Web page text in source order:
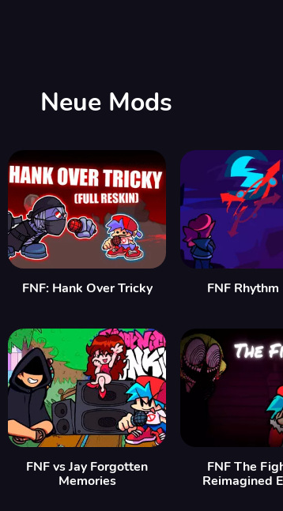
Neue Mods
FNF: Hank Over Tricky FNF Rhythm
FNF vs Jay Forgotten
Memories
FNF The
Reimagined